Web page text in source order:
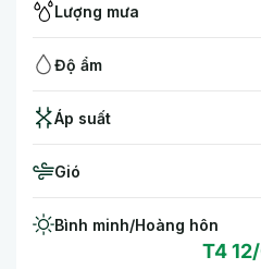
Lượng mưa
Độ ẩm
Áp suất
Gió
Bình minh/Hoàng hôn
T4